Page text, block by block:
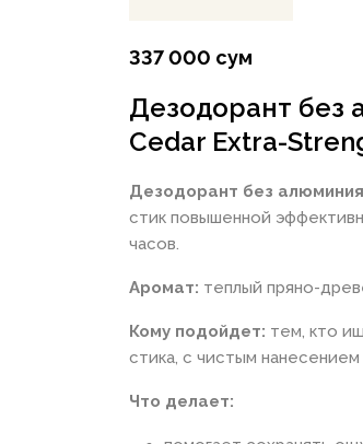
337 000 сум
Дезодорант без
Cedar Extra-
Дезодорант без алюминия
стик повышенной
часов.
Аромат: теплый пряно-
Кому подойдет: тем, кто
стика, с чистым
Что делает: